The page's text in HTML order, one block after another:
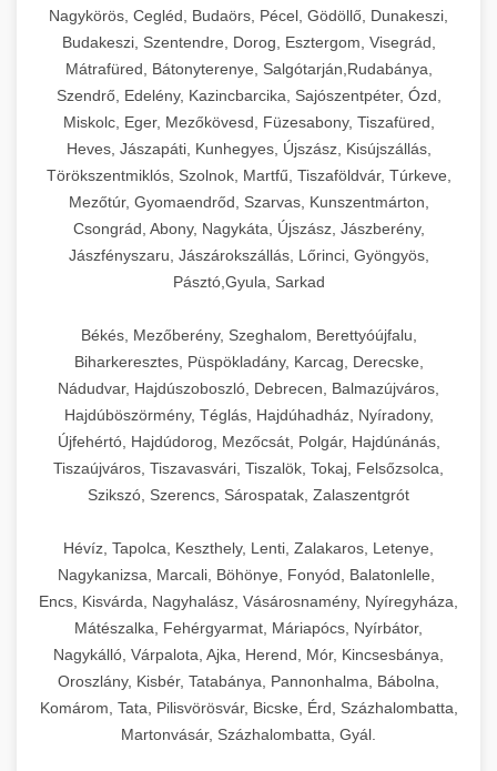
Nagykörös, Cegléd, Budaörs, Pécel, Gödöllő, Dunakeszi,
Budakeszi, Szentendre, Dorog, Esztergom, Visegrád,
Mátrafüred, Bátonyterenye, Salgótarján,Rudabánya,
Szendrő, Edelény, Kazincbarcika, Sajószentpéter, Ózd,
Miskolc, Eger, Mezőkövesd, Füzesabony, Tiszafüred,
Heves, Jászapáti, Kunhegyes, Újszász, Kisújszállás,
Törökszentmiklós, Szolnok, Martfű, Tiszaföldvár, Túrkeve,
Mezőtúr, Gyomaendrőd, Szarvas, Kunszentmárton,
Csongrád, Abony, Nagykáta, Újszász, Jászberény,
Jászfényszaru, Jászárokszállás, Lőrinci, Gyöngyös,
Pásztó,Gyula, Sarkad
Békés, Mezőberény, Szeghalom, Berettyóújfalu,
Biharkeresztes, Püspökladány, Karcag, Derecske,
Nádudvar, Hajdúszoboszló, Debrecen, Balmazújváros,
Hajdúböszörmény, Téglás, Hajdúhadház, Nyíradony,
Újfehértó, Hajdúdorog, Mezőcsát, Polgár, Hajdúnánás,
Tiszaújváros, Tiszavasvári, Tiszalök, Tokaj, Felsőzsolca,
Szikszó, Szerencs, Sárospatak, Zalaszentgrót
Hévíz, Tapolca, Keszthely, Lenti, Zalakaros, Letenye,
Nagykanizsa, Marcali, Böhönye, Fonyód, Balatonlelle,
Encs, Kisvárda, Nagyhalász, Vásárosnamény, Nyíregyháza,
Mátészalka, Fehérgyarmat, Máriapócs, Nyírbátor,
Nagykálló, Várpalota, Ajka, Herend, Mór, Kincsesbánya,
Oroszlány, Kisbér, Tatabánya, Pannonhalma, Bábolna,
Komárom, Tata, Pilisvörösvár, Bicske, Érd, Százhalombatta,
Martonvásár, Százhalombatta, Gyál.